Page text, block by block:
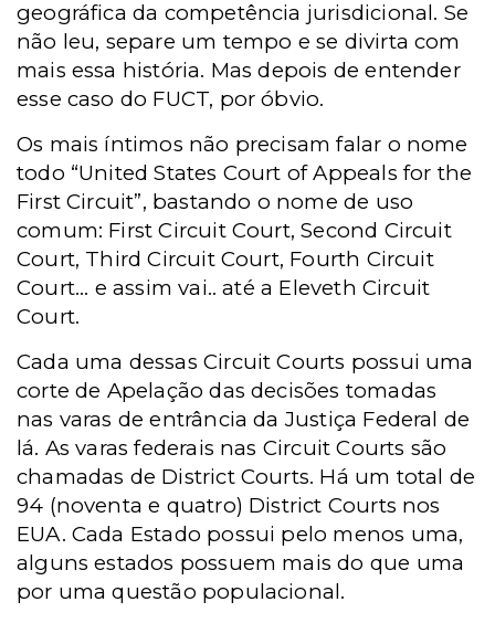
geográfica da competência jurisdicional. Se
não leu, separe um tempo e se divirta com
mais essa história. Mas depois de entender
esse caso do FUCT, por óbvio.
Os mais íntimos não precisam falar o nome
todo “United States Court of Appeals for the
First Circuit”, bastando o nome de uso
comum: First Circuit Court, Second Circuit
Court, Third Circuit Court, Fourth Circuit
Court... e assim vai.. até a Eleveth Circuit
Court.
Cada uma dessas Circuit Courts possui uma
corte de Apelação das decisões tomadas
nas varas de entrância da Justiça Federal de
lá. As varas federais nas Circuit Courts são
chamadas de District Courts. Há um total de
94 (noventa e quatro) District Courts nos
EUA. Cada Estado possui pelo menos uma,
alguns estados possuem mais do que uma
por uma questão populacional.